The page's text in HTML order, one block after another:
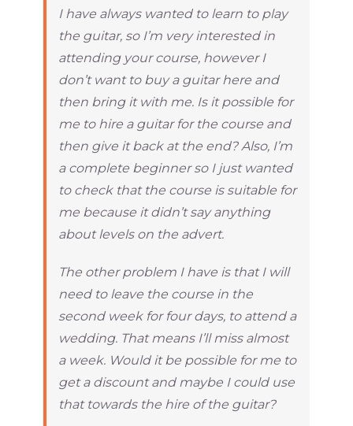
I have always wanted to learn to play
the guitar, so I’m very interested in
attending your course, however I
don’t want to buy a guitar here and
then bring it with me. Is it possible for
me to hire a guitar for the course and
then give it back at the end? Also, I’m
a complete beginner so I just wanted
to check that the course is suitable for
me because it didn’t say anything
about levels on the advert.
The other problem I have is that I will
need to leave the course in the
second week for four days, to attend a
wedding. That means I’ll miss almost
a week. Would it be possible for me to
get a discount and maybe I could use
that towards the hire of the guitar?